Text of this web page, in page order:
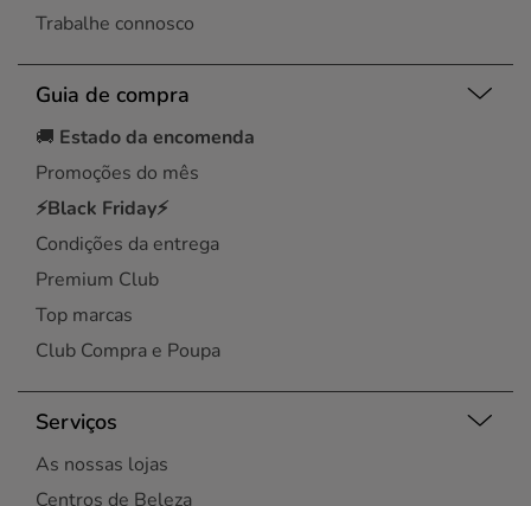
Trabalhe connosco
Guia de compra
🚚 Estado da encomenda
Promoções do mês
⚡Black Friday⚡
Condições da entrega
Premium Club
Top marcas
Club Compra e Poupa
Serviços
As nossas lojas
Centros de Beleza